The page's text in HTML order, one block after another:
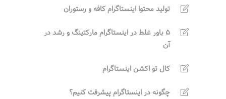
تولید محتوا اینستاگرام کافه و رستوران
5 باور غلط در اینستاگرام مارکتینگ و رشد در
آن
کال تو اکشن اینستاگرام
چگونه در اینستاگرام پیشرفت کنیم؟